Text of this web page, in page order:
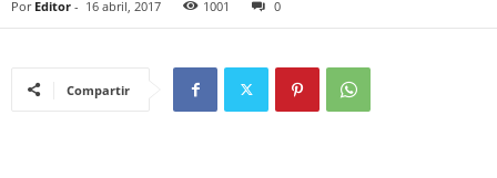
Por Editor - 16 abril, 2017 1001 0
Compartir